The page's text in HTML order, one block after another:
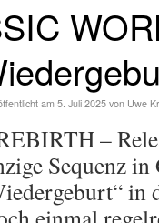
am 5. Juli 2025 von Uwe
–
Sequenz in
in